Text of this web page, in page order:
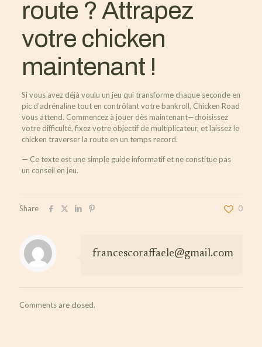
route ? Attrapez
votre chicken
maintenant !
Si vous avez déjà voulu un jeu qui transforme chaque seconde en
pic d’adrénaline tout en contrôlant votre bankroll, Chicken Road
vous attend. Commencez à jouer dès maintenant—choisissez
votre difficulté, fixez votre objectif de multiplicateur, et laissez le
chicken traverser la route en un temps record.
— Ce texte est une simple guide informatif et ne constitue pas
un conseil en jeu.
Share 0
francescoraffaele@gmail.com
Comments are closed.